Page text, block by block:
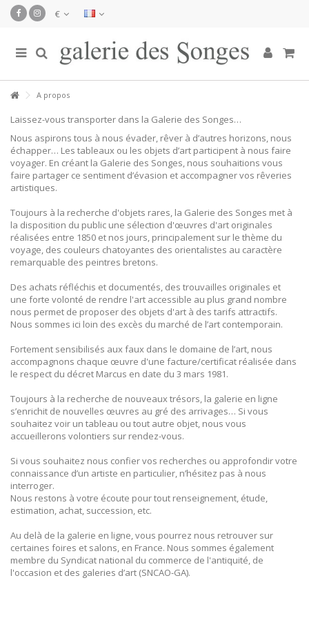
€
A propos
Laissez-vous transporter dans la Galerie des Songes…
Nous aspirons tous à nous évader, rêver à d’autres horizons, nous
échapper… Les tableaux ou les objets d’art participent à nous faire
voyager. En créant la Galerie des Songes, nous souhaitions vous
faire partager ce sentiment d’évasion et accompagner vos rêveries
artistiques.
Toujours à la recherche d'objets rares, la Galerie des Songes met à
la disposition du public une sélection d'œuvres d'art originales
réalisées entre 1850 et nos jours, principalement sur le thème du
voyage, des couleurs chatoyantes des orientalistes au caractère
remarquable des peintres bretons.
Des achats réfléchis et documentés, des trouvailles originales et
une forte volonté de rendre l'art accessible au plus grand nombre
nous permet de proposer des objets d'art à des tarifs attractifs.
Nous sommes ici loin des excès du marché de l’art contemporain.
Fortement sensibilisés aux faux dans le domaine de l’art, nous
accompagnons chaque œuvre d'une facture/certificat réalisée dans
le respect du décret Marcus en date du 3 mars 1981.
Toujours à la recherche de nouveaux trésors, la galerie en ligne
s’enrichit de nouvelles œuvres au gré des arrivages… Si vous
souhaitez voir un tableau ou tout autre objet, nous vous
accueillerons volontiers sur rendez-vous.
Si vous souhaitez nous confier vos recherches ou approfondir votre
connaissance d’un artiste en particulier, n’hésitez pas à nous
interroger.
Nous restons à votre écoute pour tout renseignement, étude,
estimation, achat, succession, etc.
Au delà de la galerie en ligne, vous pourrez nous retrouver sur
certaines foires et salons, en France. Nous sommes également
membre du Syndicat national du commerce de l'antiquité, de
l'occasion et des galeries d’art (SNCAO-GA).